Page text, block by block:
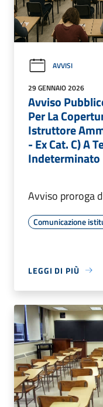
AVVISI
29 GENNAIO 2026
Avviso
Per La
Istruttore
- Ex Cat. C) A
Indeterminato
Avviso proroga
Comunicazione
LEGGI DI PIÙ